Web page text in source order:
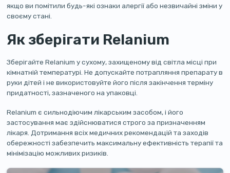
якщо ви помітили будь-які ознаки алергії або незвичайні зміни у
своєму стані.
Як зберігати Relanium
Зберігайте Relanium у сухому, захищеному від світла місці при
кімнатній температурі. Не допускайте потрапляння препарату в
руки дітей і не використовуйте його після закінчення терміну
придатності, зазначеного на упаковці.
Relanium є сильнодіючим лікарським засобом, і його
застосування має здійснюватися строго за призначенням
лікаря. Дотримання всіх медичних рекомендацій та заходів
обережності забезпечить максимальну ефективність терапії та
мінімізацію можливих ризиків.